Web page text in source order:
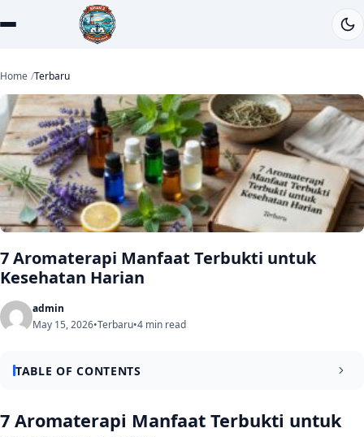
Home Terbaru
7 Aromaterapi Manfaat Terbukti untuk
Kesehatan Harian
admin
May 15, 2026•Terbaru•4 min read
TABLE OF CONTENTS
7 Manfaat Aromaterapi yang Terbukti untuk Kesehatan
Sehari-hari
7 Aromaterapi Manfaat Terbukti untuk